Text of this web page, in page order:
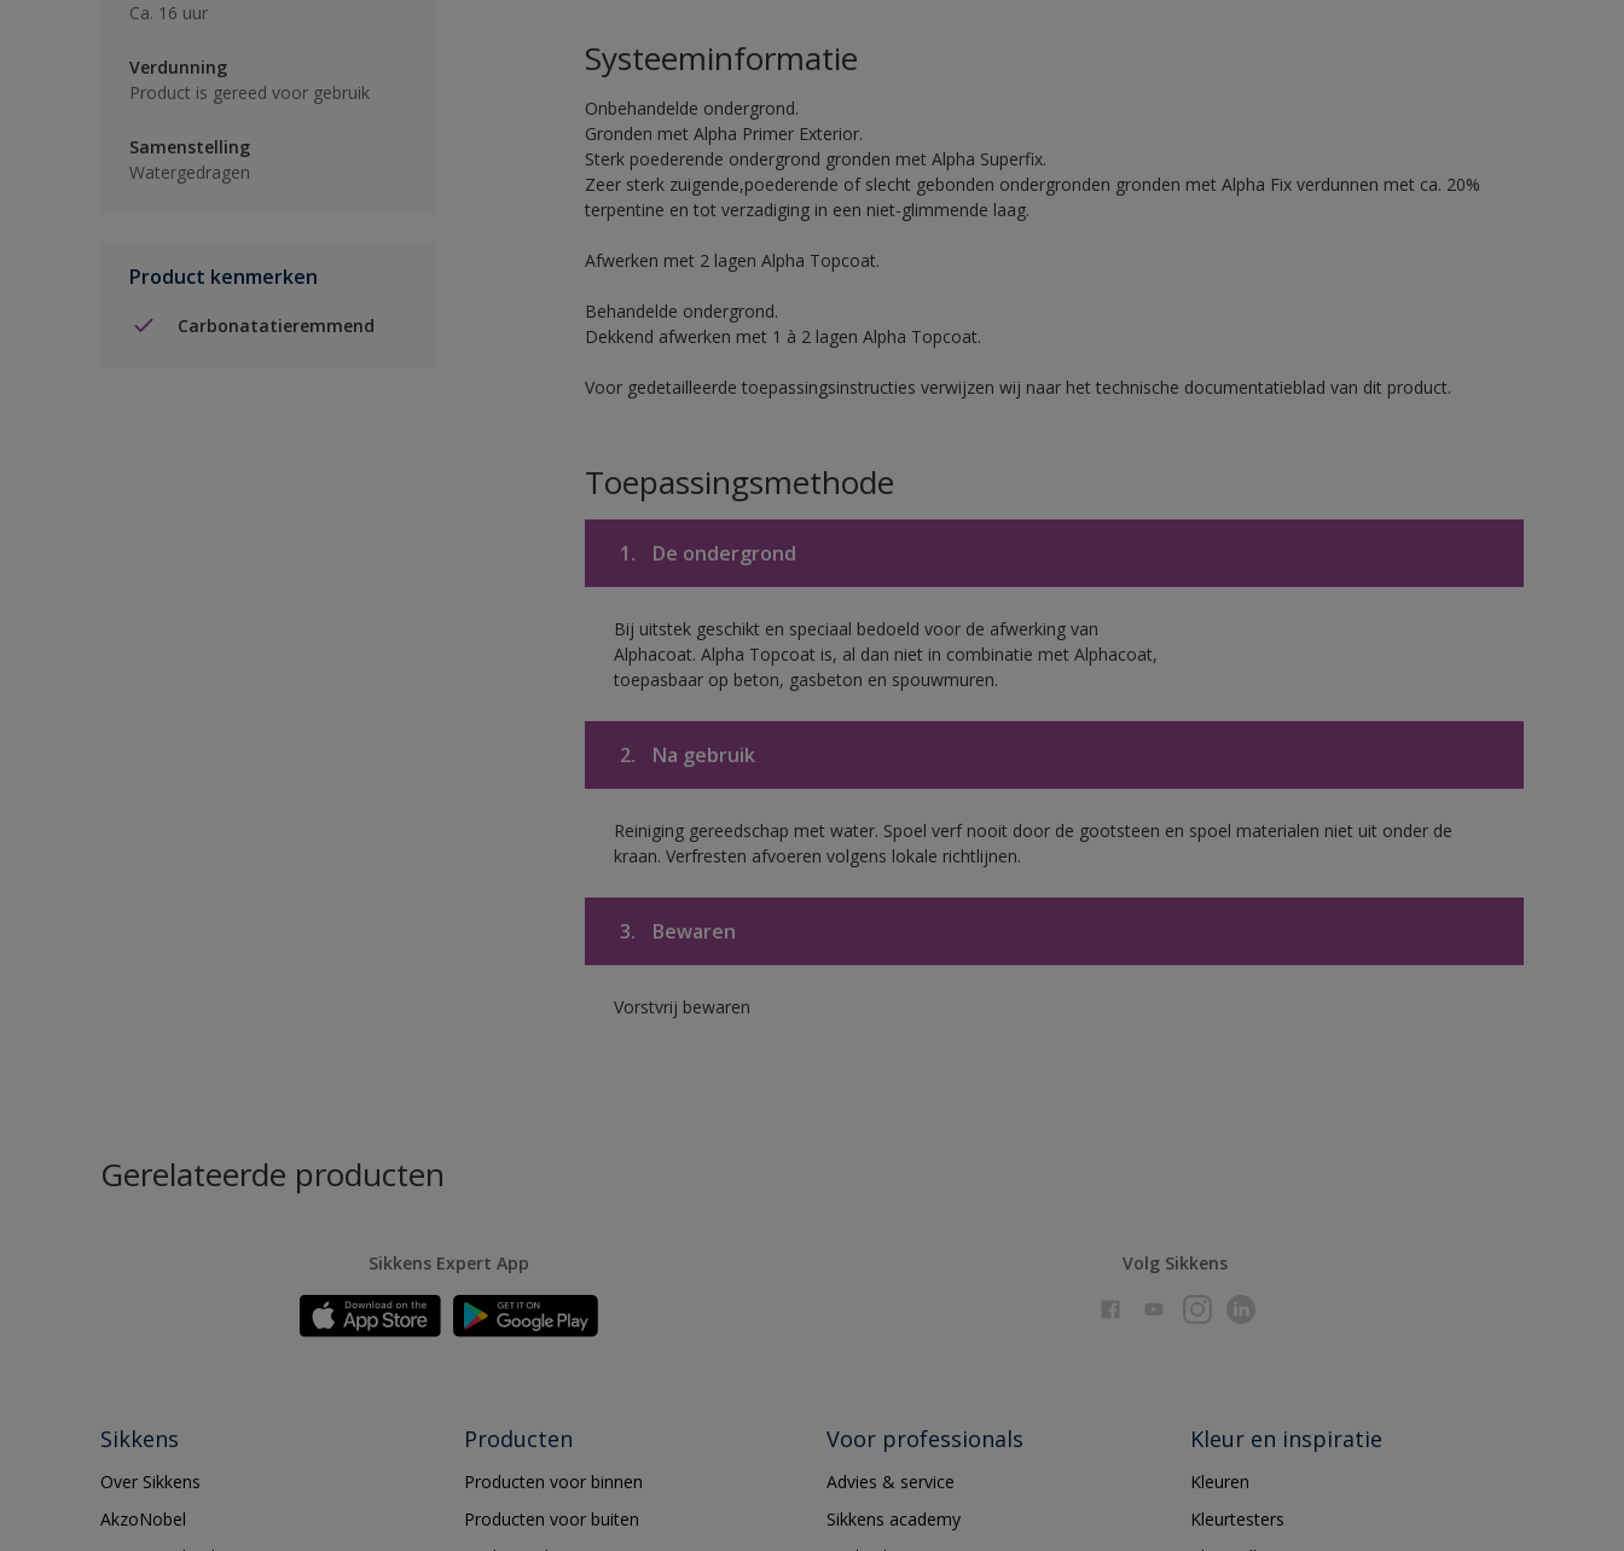
Ca. 16 uur
Verdunning
Product is gereed voor gebruik
Samenstelling
Watergedragen
Product kenmerken
Carbonatatieremmend
Systeeminformatie
Onbehandelde ondergrond.
Gronden met Alpha Primer Exterior.
Sterk poederende ondergrond gronden met Alpha Superfix.
Zeer sterk zuigende,poederende of slecht gebonden ondergronden gronden met Alpha Fix verdunnen met ca. 20%
terpentine en tot verzadiging in een niet-glimmende laag.
Afwerken met 2 lagen Alpha Topcoat.
Behandelde ondergrond.
Dekkend afwerken met 1 à 2 lagen Alpha Topcoat.
Voor gedetailleerde toepassingsinstructies verwijzen wij naar het technische documentatieblad van dit product.
Toepassingsmethode
1. De ondergrond
Bij uitstek geschikt en speciaal bedoeld voor de afwerking van
Alphacoat. Alpha Topcoat is, al dan niet in combinatie met Alphacoat,
toepasbaar op beton, gasbeton en spouwmuren.
2. Na gebruik
Reiniging gereedschap met water. Spoel verf nooit door de gootsteen en spoel materialen niet uit onder de
kraan. Verfresten afvoeren volgens lokale richtlijnen.
3. Bewaren
Vorstvrij bewaren
Gerelateerde producten
Sikkens Expert App Volg Sikkens
Sikkens
Over Sikkens
AkzoNobel
Producten
Producten voor binnen
Producten voor buiten
Voor professionals
Advies & service
Sikkens academy
Kleur en inspiratie
Kleuren
Kleurtesters